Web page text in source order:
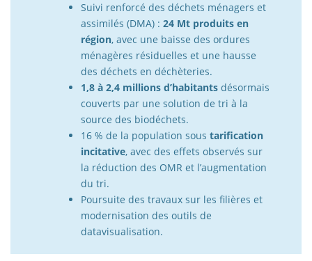
Suivi renforcé des déchets ménagers et
assimilés (DMA) : 24 Mt produits en
région, avec une baisse des ordures
ménagères résiduelles et une hausse
des déchets en déchèteries.
1,8 à 2,4 millions d’habitants désormais
couverts par une solution de tri à la
source des biodéchets.
16 % de la population sous tarification
incitative, avec des effets observés sur
la réduction des OMR et l’augmentation
du tri.
Poursuite des travaux sur les filières et
modernisation des outils de
datavisualisation.